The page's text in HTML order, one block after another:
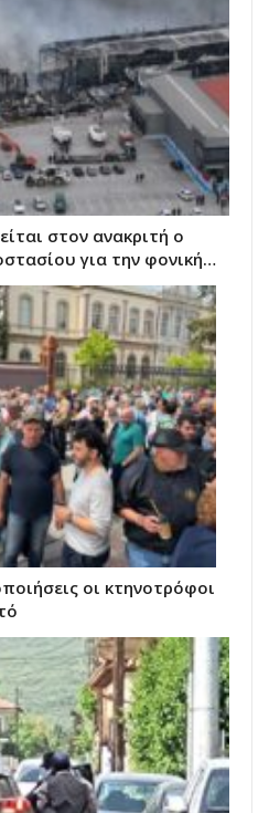
στον ανακριτή ο
για την φονική…
οι κτηνοτρόφοι